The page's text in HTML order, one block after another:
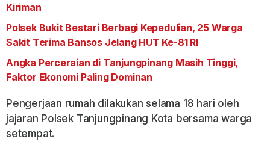
Kiriman
Polsek Bukit Bestari Berbagi Kepedulian, 25 Warga
Sakit Terima Bansos Jelang HUT Ke-81 RI
Angka Perceraian di Tanjungpinang Masih Tinggi,
Faktor Ekonomi Paling Dominan
Pengerjaan rumah dilakukan selama 18 hari oleh
jajaran Polsek Tanjungpinang Kota bersama warga
setempat.